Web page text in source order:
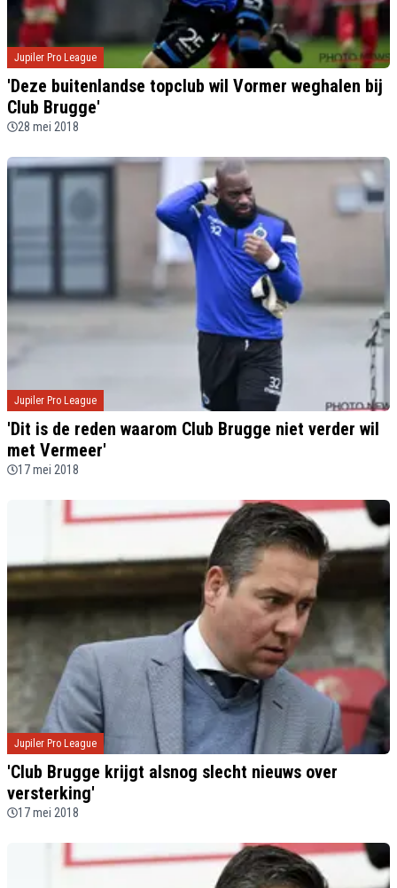
Jupiler Pro League
'Deze buitenlandse topclub wil Vormer weghalen bij
Club Brugge'
28 mei 2018
Jupiler Pro League
'Dit is de reden waarom Club Brugge niet verder wil
met Vermeer'
17 mei 2018
Jupiler Pro League
'Club Brugge krijgt alsnog slecht nieuws over
versterking'
17 mei 2018